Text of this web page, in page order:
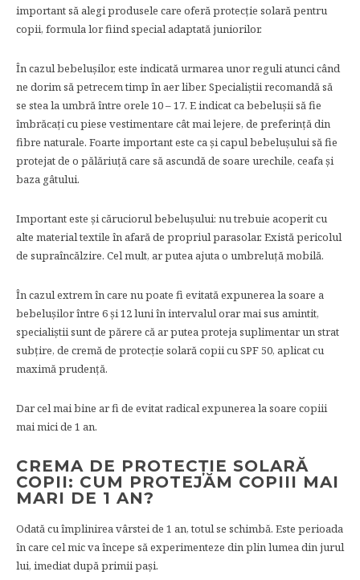
important să alegi produsele care oferă protecție solară pentru
copii, formula lor fiind special adaptată juniorilor.
În cazul bebelușilor, este indicată urmarea unor reguli atunci când
ne dorim să petrecem timp în aer liber. Specialiștii recomandă să
se stea la umbră între orele 10 – 17. E indicat ca bebelușii să fie
îmbrăcați cu piese vestimentare cât mai lejere, de preferință din
fibre naturale. Foarte important este ca și capul bebelușului să fie
protejat de o pălăriuță care să ascundă de soare urechile, ceafa și
baza gâtului.
Important este și căruciorul bebelușului: nu trebuie acoperit cu
alte material textile în afară de propriul parasolar. Există pericolul
de supraîncălzire. Cel mult, ar putea ajuta o umbreluță mobilă.
În cazul extrem în care nu poate fi evitată expunerea la soare a
bebelușilor între 6 și 12 luni în intervalul orar mai sus amintit,
specialiștii sunt de părere că ar putea proteja suplimentar un strat
subțire, de cremă de protecție solară copii cu SPF 50, aplicat cu
maximă prudență.
Dar cel mai bine ar fi de evitat radical expunerea la soare copiii
mai mici de 1 an.
CREMA DE PROTECȚIE SOLARĂ
COPII: CUM PROTEJĂM COPIII MAI
MARI DE 1 AN?
Odată cu împlinirea vârstei de 1 an, totul se schimbă. Este perioada
în care cel mic va începe să experimenteze din plin lumea din jurul
lui, imediat după primii pași.